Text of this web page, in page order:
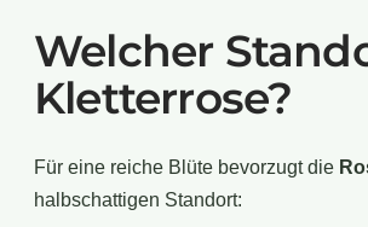
Welcher
Kletterrose?
Für eine reiche Blüte bevorzugt die
halbschattigen Standort: